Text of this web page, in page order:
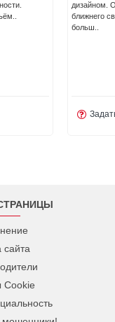
св..
стильным
сайта